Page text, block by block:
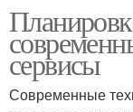
сервисы
Современные